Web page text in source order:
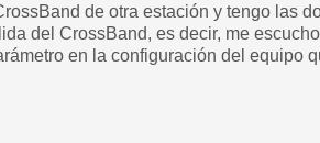
de otra estación y tengo las
del CrossBand, es decir, me
en la configuración del equipo